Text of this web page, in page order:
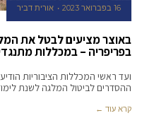
16 בפברואר 2023 אורית דביר
באוצר מציעים לבטל את
בפריפריה – במכללות
ועד ראשי המכללות הציבוריות
ההסדרים לביטול המלגה לשנת
קרא עוד ←